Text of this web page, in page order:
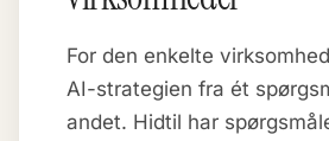
For den enkelte
AI-strategien fra ét
andet. Hidtil har